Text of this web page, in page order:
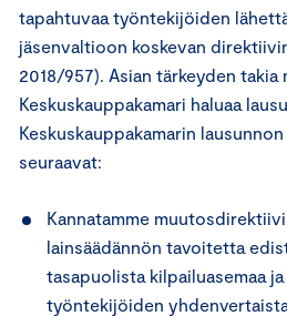
tapahtuvaa työntekijöiden
jäsenvaltioon koskevan
2018/957). Asian tärkeyden takia
Keskuskauppakamari haluaa
Keskuskauppakamarin
seuraavat:
Kannatamme
lainsäädännön tavoitetta
tasapuolista kilpailuasemaa
työntekijöiden